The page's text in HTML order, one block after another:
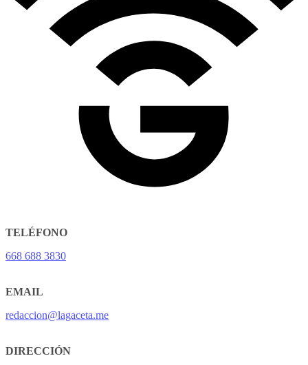
TELÉFONO
668 688 3830
EMAIL
redaccion@lagaceta.me
DIRECCIÓN